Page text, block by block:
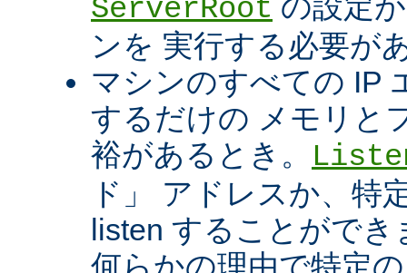
ServerRoot
ンを 実行する必要が
マシンのすべての IP
するだけの メモリと
裕があるとき。
ド」 アドレスか、特
listen することがで
何らかの理由で特定